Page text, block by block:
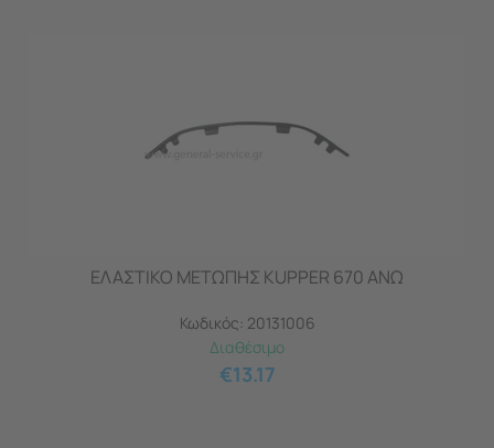
ΕΛΑΣΤΙΚΟ ΜΕΤΩΠΗΣ KUPPER 670 ΑΝΩ
Κωδικός: 20131006
Διαθέσιμο
€13.17